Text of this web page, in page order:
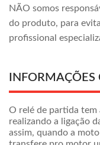
NÃO somos
do produto, para
profissional
O relé de partida
realizando a ligação
assim, quando a